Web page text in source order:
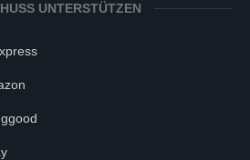
UNTERSTÜTZEN